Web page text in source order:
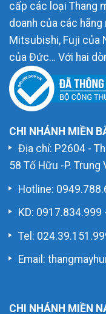
cấp các loại Thang
doanh của các
Mitsubishi, Fuji của
của Đức… Với hai
CHI NHÁNH MIỀN
Địa chỉ: P2604 -
58 Tố Hữu -P. Trung
Hotline:
KD: 0917.834.999
Tel:
Email:
CHI NHÁNH MIỀN